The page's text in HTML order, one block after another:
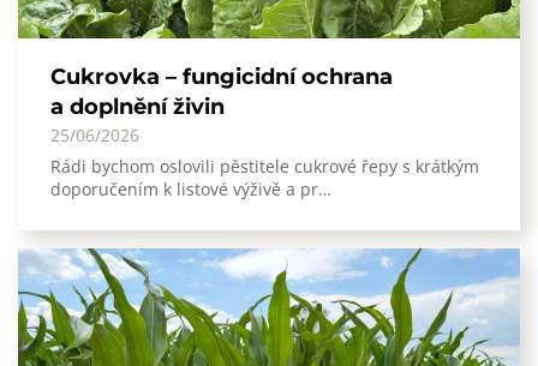
Cukrovka – fungicidní ochrana
a doplnění živin
25/06/2026
Rádi bychom oslovili pěstitele cukrové řepy s krátkým
doporučením k listové výživě a pr…